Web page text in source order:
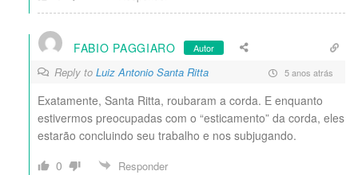
FABIO PAGGIARO Autor
Reply to Luiz Antonio Santa Ritta 5 anos atrás
Exatamente, Santa Ritta, roubaram a corda. E enquanto
estivermos preocupadas com o “esticamento” da corda, eles
estarão concluindo seu trabalho e nos subjugando.
0
Responder